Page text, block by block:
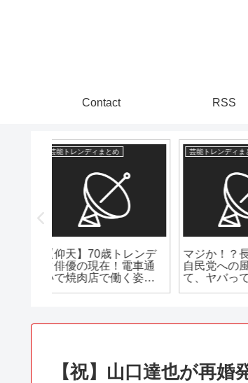
Contact RSS
爆速ニュースちゃんねる
【芸能】元プラマイ岩
復帰報告
爆速ニュース
【芸能】
姿”にネ
【祝】山口達也が再